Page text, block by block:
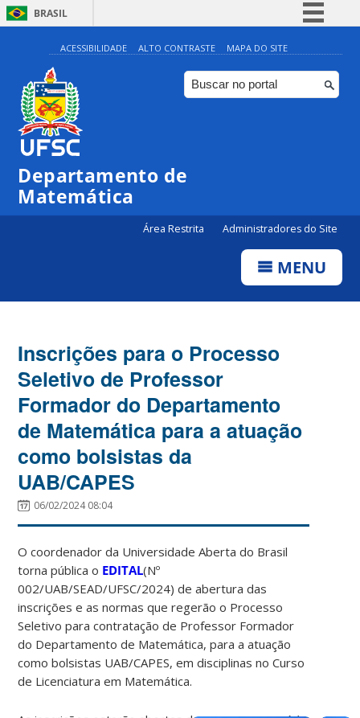
BRASIL
Simplifique!
Comunica BR
Participe
ACESSIBILIDADE ALTO CONTRASTE MAPA DO SITE
Departamento de
Matemática
Área Restrita Administradores do Site
MENU
Inscrições para o Processo
Seletivo de Professor
Formador do Departamento
de Matemática para a atuação
como bolsistas da
UAB/CAPES
06/02/2024 08:04
O coordenador da Universidade Aberta do Brasil
torna pública o EDITAL(Nº
002/UAB/SEAD/UFSC/2024) de abertura das
inscrições e as normas que regerão o Processo
Seletivo para contratação de Professor Formador
do Departamento de Matemática, para a atuação
como bolsistas UAB/CAPES, em disciplinas no Curso
de Licenciatura em Matemática.